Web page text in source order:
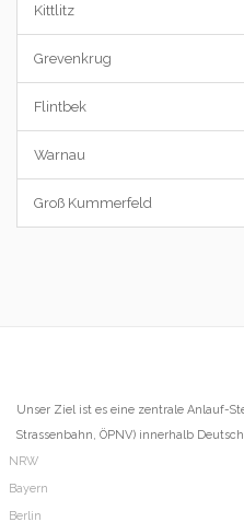
Kittlitz
Grevenkrug
Flintbek
Warnau
Groß Kummerfeld
Unser Ziel ist es eine zentrale Anlauf-
Strassenbahn, ÖPNV) innerhalb
NRW
Bayern
Berlin